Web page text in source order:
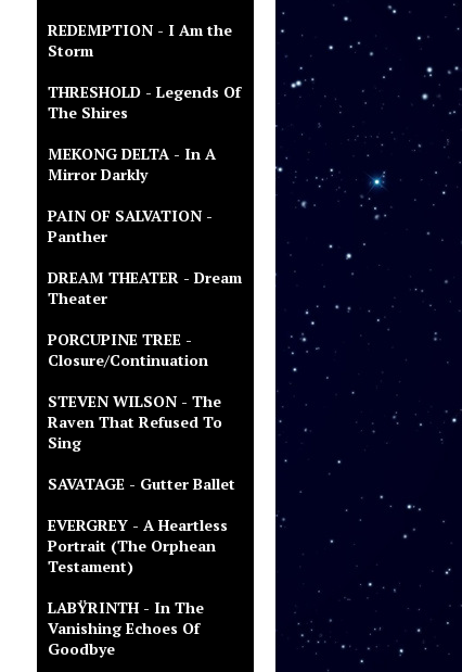
REDEMPTION - I Am the
Storm
THRESHOLD - Legends Of
The Shires
MEKONG DELTA - In A
Mirror Darkly
PAIN OF SALVATION -
Panther
DREAM THEATER - Dream
Theater
PORCUPINE TREE -
Closure/Continuation
STEVEN WILSON - The
Raven That Refused To
Sing
SAVATAGE - Gutter Ballet
EVERGREY - A Heartless
Portrait (The Orphean
Testament)
LABŸRINTH - In The
Vanishing Echoes Of
Goodbye